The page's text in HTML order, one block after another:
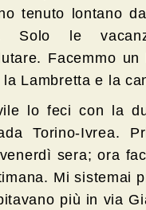
tenuto lontano
Solo le
Facemmo
la Lambretta e la
lo feci con la
Torino-Ivrea.
sera; ora
Mi sistemai
più in via